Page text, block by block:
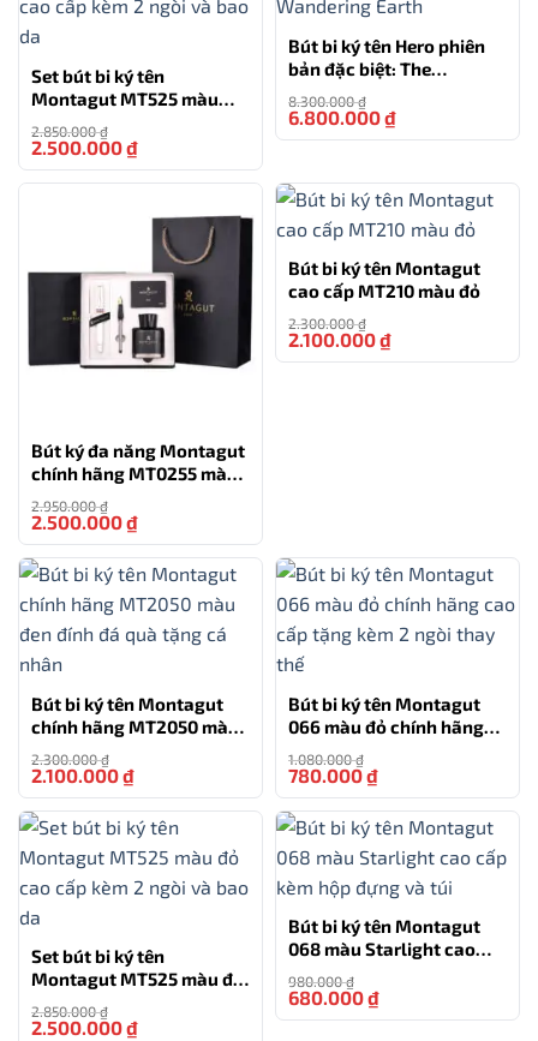
Ngòi bút thiết kế thông minh cho những nét chữ viết
mềm mại thanh mảnh đậm nhạt tùy theo ý muốn.
Ruột bút chất lượng cao giúp việc viết trở nên mượt
mà và sắc nét. Có thể đổi ruột bút để trải nghiệm nhiều
màu sắc khác nhau. Hộp quà được thiết kế theo chủ đề
Thiên Văn, tạo điểm nhấn độc đáo và tinh tế cho bộ
sản phẩm.Kích thước hộp vừa vặn, dễ dàng mang theo
Bộ sản phẩmbút bi ký tên cao cấp
không chỉ là một công cụ viết mà còn là một món quà
tặng tuyệt vời, đặc biệt là với những người yêu thích
HỖ TRỢ
0777.444.666
Set bút bi ký tên
Montagut MT525 màu
xanh cao cấp kèm 2 ngòi
và bao da
2.850.000₫
2.500.000₫
Bút bi ký tên Hero phiên
bản đặc biệt: The
Wandering Earth
8.300.000₫
6.800.000₫
Bút ký đa năng Montagut
chính hãng MT0255 màu
trắng
2.950.000₫
2.500.000₫
Bút bi ký tên Montagut
cao cấp MT210 màu đỏ
2.300.000₫
2.100.000₫
Bút bi ký tên Montagut
chính hãng MT2050 màu
đen đính đá quà tặng cá
nhân
2.300.000₫
2.100.000₫
Bút bi ký tên Montagut
066 màu đỏ chính hãng
cao cấp tặng kèm 2 ngòi
thay thế
1.080.000₫
780.000₫
Set bút bi ký tên
Montagut MT525 màu đỏ
cao cấp kèm 2 ngòi và
bao da
2.850.000₫
2.500.000₫
Bút bi ký tên Montagut
068 màu Starlight cao
cấp kèm hộp đựng và túi
980.000₫
680.000₫